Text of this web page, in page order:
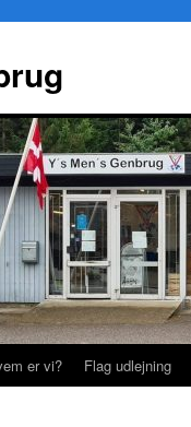
er vi? Flag udlejning